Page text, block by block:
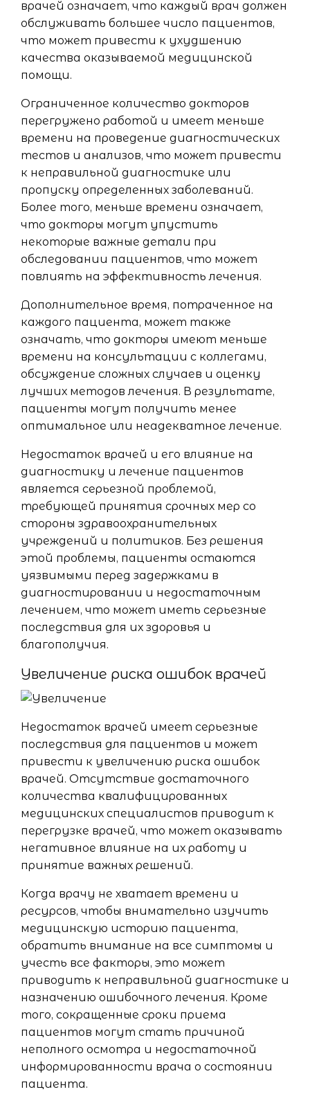
врачей означает, что каждый врач должен
обслуживать большее число пациентов,
что может привести к ухудшению
качества оказываемой медицинской
помощи.
Ограниченное количество докторов
перегружено работой и имеет меньше
времени на проведение диагностических
тестов и анализов, что может привести
к неправильной диагностике или
пропуску определенных заболеваний.
Более того, меньше времени означает,
что докторы могут упустить
некоторые важные детали при
обследовании пациентов, что может
повлиять на эффективность лечения.
Дополнительное время, потраченное на
каждого пациента, может также
означать, что докторы имеют меньше
времени на консультации с коллегами,
обсуждение сложных случаев и оценку
лучших методов лечения. В результате,
пациенты могут получить менее
оптимальное или неадекватное лечение.
Недостаток врачей и его влияние на
диагностику и лечение пациентов
является серьезной проблемой,
требующей принятия срочных мер со
стороны здравоохранительных
учреждений и политиков. Без решения
этой проблемы, пациенты остаются
уязвимыми перед задержками в
диагностировании и недостаточным
лечением, что может иметь серьезные
последствия для их здоровья и
благополучия.
Увеличение риска ошибок врачей
Недостаток врачей имеет серьезные
последствия для пациентов и может
привести к увеличению риска ошибок
врачей. Отсутствие достаточного
количества квалифицированных
медицинских специалистов приводит к
перегрузке врачей, что может оказывать
негативное влияние на их работу и
принятие важных решений.
Когда врачу не хватает времени и
ресурсов, чтобы внимательно изучить
медицинскую историю пациента,
обратить внимание на все симптомы и
учесть все факторы, это может
приводить к неправильной диагностике и
назначению ошибочного лечения. Кроме
того, сокращенные сроки приема
пациентов могут стать причиной
неполного осмотра и недостаточной
информированности врача о состоянии
пациента.